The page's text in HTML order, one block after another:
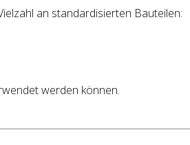
an standardisierten Bauteilen:
werden können.